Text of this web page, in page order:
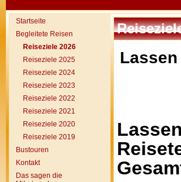
Startseite
Begleitete Reisen
Reiseziele 2026
Reiseziele 2025
Reiseziele 2024
Reiseziele 2023
Reiseziele 2022
Reiseziele 2021
Reiseziele 2020
Reiseziele 2019
Bustouren
Kontakt
Das sagen die